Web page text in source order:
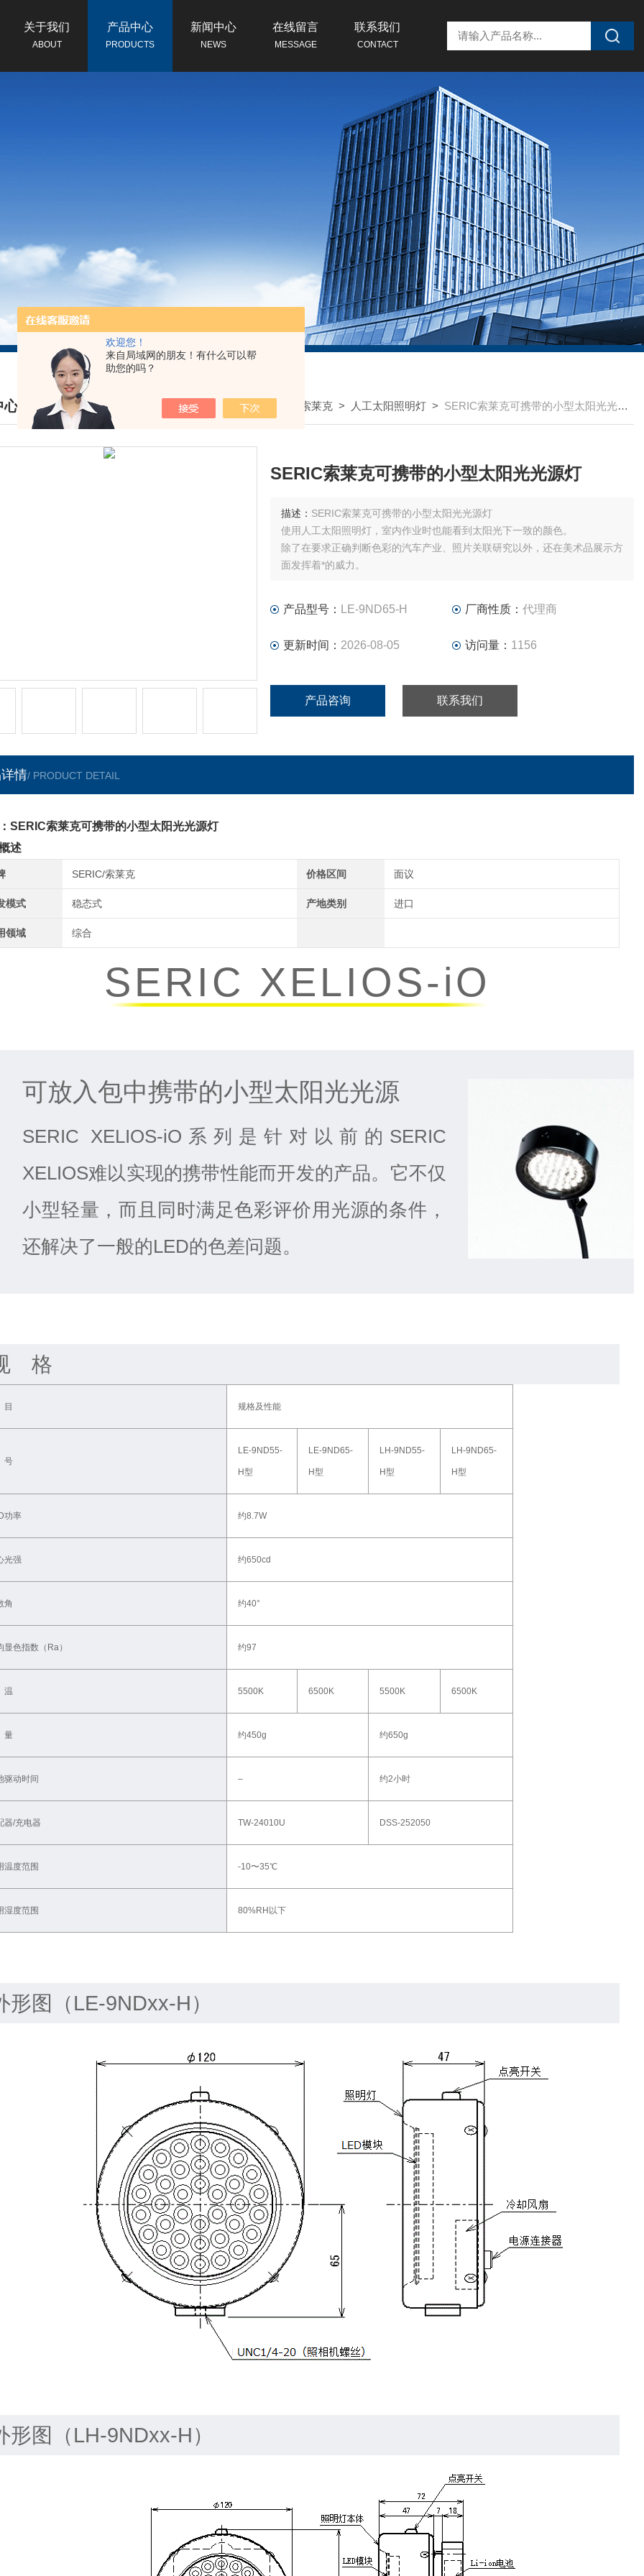
欢迎您！
来自局域网的朋友！有什么可以帮
助您的吗？
关于我们
ABOUT
产品中心
PRODUCTS
新闻中心
NEWS
在线留言
MESSAGE
联系我们
CONTACT
心
CENTER
首页> 产品中心> SERIC索莱克 > 人工太阳照明灯 > SERIC索莱克可携带的小型太阳光光源灯
SERIC索莱克可携带的小型太阳光光源灯
描述： SERIC索莱克可携带的小型太阳光光源灯
使用人工太阳照明灯，室内作业时也能看到太阳光下一致的颜色。
除了在要求正确判断色彩的汽车产业、照片关联研究以外，还在美术品展示方
面发挥着*的威力。
产品型号： LE-9ND65-H 厂商性质： 代理商
更新时间： 2026-08-05 访问量： 1156
产品咨询 联系我们
情/ PRODUCT DETAIL
SERIC索莱克可携带的小型太阳光光源灯
述
SERIC/索莱克 价格区间 面议
模式 稳态式 产地类别 进口
领域 综合
SERIC XELIOS-iO
可放入包中携带的小型太阳光光源
SERIC XELIOS-iO系列是针对以前的SERIC
XELIOS难以实现的携带性能而开发的产品。它不仅
小型轻量，而且同时满足色彩评价用光源的条件，
还解决了一般的LED的色差问题。
格
规格及性能
号
LE-9ND55-
H型
LE-9ND65-
H型
LH-9ND55-
H型
LH-9ND65-
H型
功率 约8.7W
光强 约650cd
角 约40°
显色指数（Ra） 约97
5500K 6500K 5500K 6500K
量 约450g 约650g
驱动时间 – 约2小时
器/充电器 TW-24010U DSS-252050
温度范围 -10〜35℃
湿度范围 80%RH以下
形图（LE-9NDxx-H）
形图（LH-9NDxx-H）